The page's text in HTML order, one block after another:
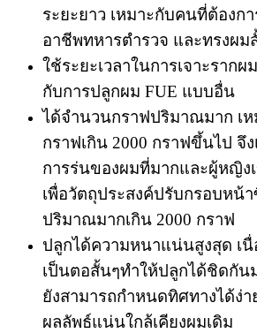
ระยะยาว เหมาะกับคนที่ต้องก
อาชีพทหารตำรวจ และทรงผม
ใช้ระยะเวลาในการเจาะราก
กับการปลูกผม FUE แบบอื่น
ได้จำนวนกราฟปริมาณมาก เ
กราฟเกิน 2000 กราฟขึ้นไป จึ
การร่นของผมที่มากและผู้หญิง
เพื่อวัตถุประสงค์ปรับกรอบหน้
ปริมาณมากเกิน 2000 กราฟ
ปลูกได้ความหนาแน่นสูงสุด เนื่
เป็นตอสั้นๆทำให้ปลูกได้ชิดกั
ยังสามารถกำหนดทิศทางได้ง่า
ผลลัพธ์แน่นใกล้เคียงผมเดิม